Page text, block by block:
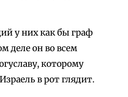
у них как бы граф
деле он во всем
которому
в рот глядит.